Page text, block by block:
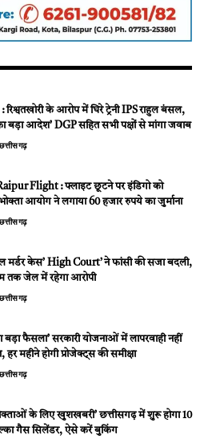
रिश्वतखोरी के आरोप में घिरे ट्रेनी IPS राहुल बंसल,
बड़ा आदेश’ DGP सहित सभी पक्षों से मांगा जवाब
छत्तीसगढ़
Flight : फ्लाइट छूटने पर इंडिगो को
आयोग ने लगाया 60 हजार रुपये का जुर्माना
छत्तीसगढ़
मर्डर केस’ High Court’ ने फांसी की सजा बदली,
तक जेल में रहेगा आरोपी
छत्तीसगढ़
बड़ा फैसला’ सरकारी योजनाओं में लापरवाही नहीं
हर महीने होगी प्रोजेक्ट्स की समीक्षा
छत्तीसगढ़
के लिए खुशखबरी’ छत्तीसगढ़ में शुरू होगा 10
गैस सिलेंडर, ऐसे करें बुकिंग